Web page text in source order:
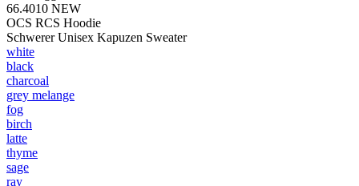
66.4010 NEW
OCS RCS Hoodie
Schwerer Unisex Kapuzen Sweater
white
black
charcoal
grey melange
fog
birch
latte
thyme
sage
ray